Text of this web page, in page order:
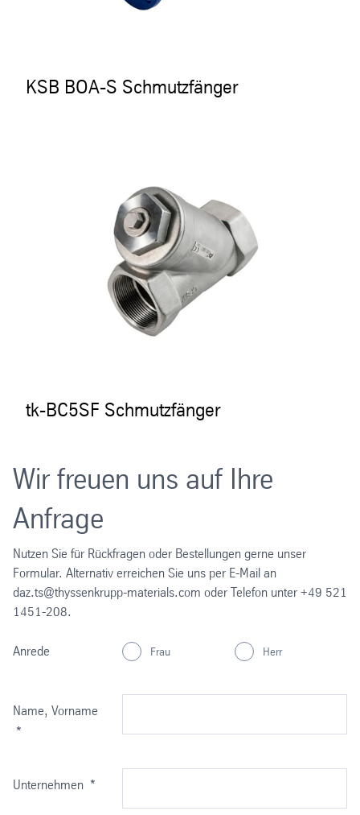
KSB BOA-S Schmutzfänger
tk-BC5SF Schmutzfänger
Wir freuen uns auf Ihre
Anfrage
Nutzen Sie für Rückfragen oder Bestellungen gerne unser
Formular. Alternativ erreichen Sie uns per E-Mail an
daz.ts@thyssenkrupp-materials.com oder Telefon unter +49 521
1451-208.
Anrede Frau Herr
Name, Vorname
*
Unternehmen *